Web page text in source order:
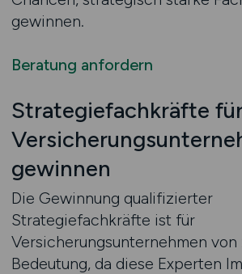
gewinnen.
Beratung anfordern
Strategiefachkräfte
gewinnen
Die Gewinnung qualifizierter
Strategiefachkräfte ist für
Versicherungsunternehmen
Bedeutung, da diese Experten